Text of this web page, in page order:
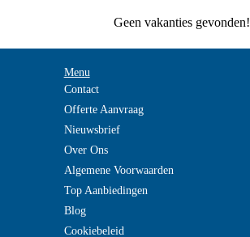
Geen vakanties gevonden!
Menu
Contact
Offerte Aanvraag
Nieuwsbrief
Over Ons
Algemene Voorwaarden
Top Aanbiedingen
Blog
Cookiebeleid